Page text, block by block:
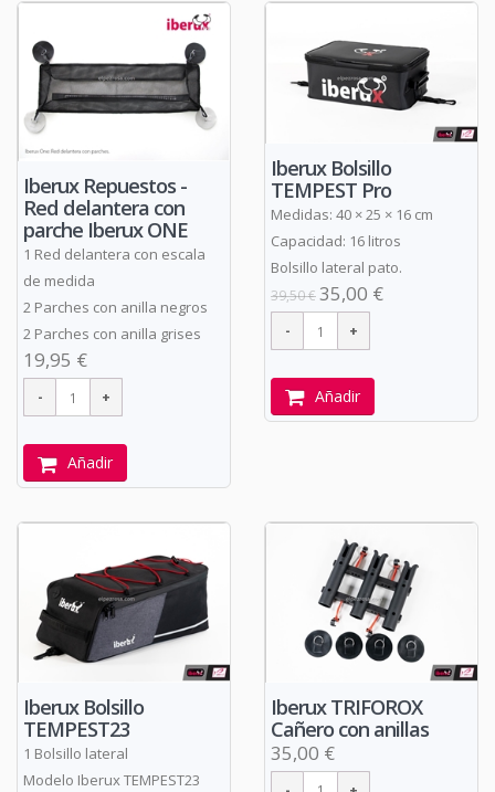
Iberux Repuestos -
Red delantera con
parche Iberux ONE
1 Red delantera con escala
de medida
2 Parches con anilla negros
2 Parches con anilla grises
19,95 €
Añadir
Iberux Bolsillo
TEMPEST Pro
Medidas: 40 × 25 × 16 cm
Capacidad: 16 litros
Bolsillo lateral pato.
39,50 €35,00 €
Añadir
Iberux Bolsillo
TEMPEST23
1 Bolsillo lateral
Modelo Iberux TEMPEST23
Iberux TRIFOROX
Cañero con anillas
35,00 €